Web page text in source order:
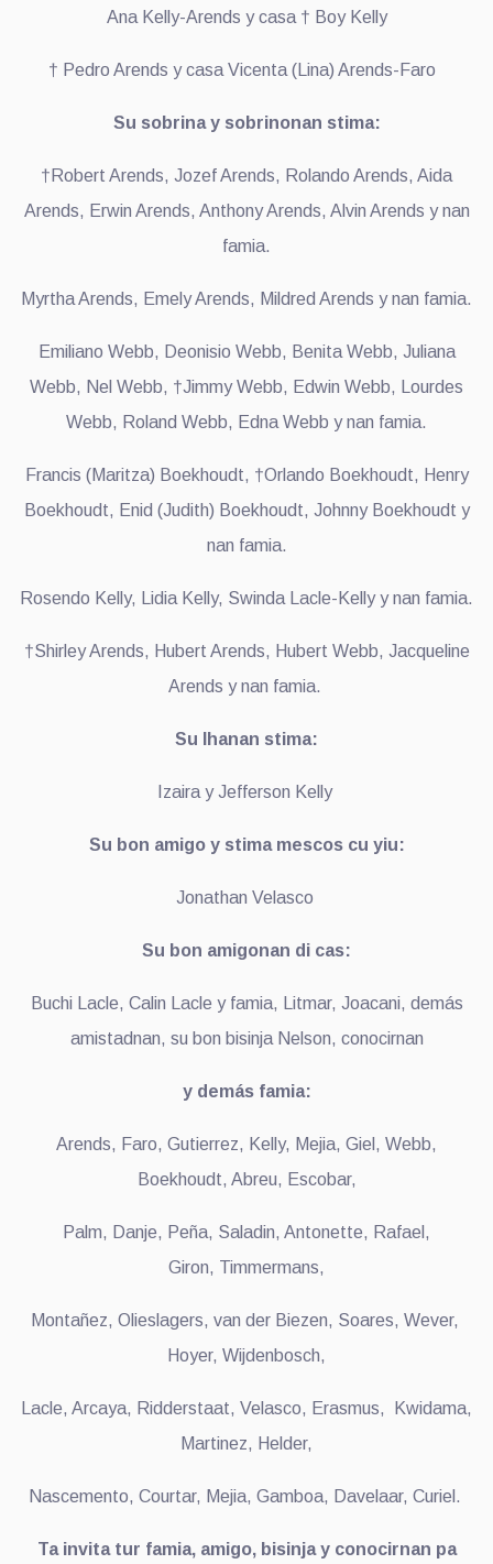
Ana Kelly-Arends y casa † Boy Kelly
† Pedro Arends y casa Vicenta (Lina) Arends-Faro
Su sobrina y sobrinonan stima:
†Robert Arends, Jozef Arends, Rolando Arends, Aida
Arends, Erwin Arends, Anthony Arends, Alvin Arends y nan
famia.
Myrtha Arends, Emely Arends, Mildred Arends y nan famia.
Emiliano Webb, Deonisio Webb, Benita Webb, Juliana
Webb, Nel Webb, †Jimmy Webb, Edwin Webb, Lourdes
Webb, Roland Webb, Edna Webb y nan famia.
Francis (Maritza) Boekhoudt, †Orlando Boekhoudt, Henry
Boekhoudt, Enid (Judith) Boekhoudt, Johnny Boekhoudt y
nan famia.
Rosendo Kelly, Lidia Kelly, Swinda Lacle-Kelly y nan famia.
†Shirley Arends, Hubert Arends, Hubert Webb, Jacqueline
Arends y nan famia.
Su Ihanan stima:
Izaira y Jefferson Kelly
Su bon amigo y stima mescos cu yiu:
Jonathan Velasco
Su bon amigonan di cas:
Buchi Lacle, Calin Lacle y famia, Litmar, Joacani, demás
amistadnan, su bon bisinja Nelson, conocirnan
y demás famia:
Arends, Faro, Gutierrez, Kelly, Mejia, Giel, Webb,
Boekhoudt, Abreu, Escobar,
Palm, Danje, Peña, Saladin, Antonette, Rafael,
Giron, Timmermans,
Montañez, Olieslagers, van der Biezen, Soares, Wever,
Hoyer, Wijdenbosch,
Lacle, Arcaya, Ridderstaat, Velasco, Erasmus, Kwidama,
Martinez, Helder,
Nascemento, Courtar, Mejia, Gamboa, Davelaar, Curiel.
Ta invita tur famia, amigo, bisinja y conocirnan pa